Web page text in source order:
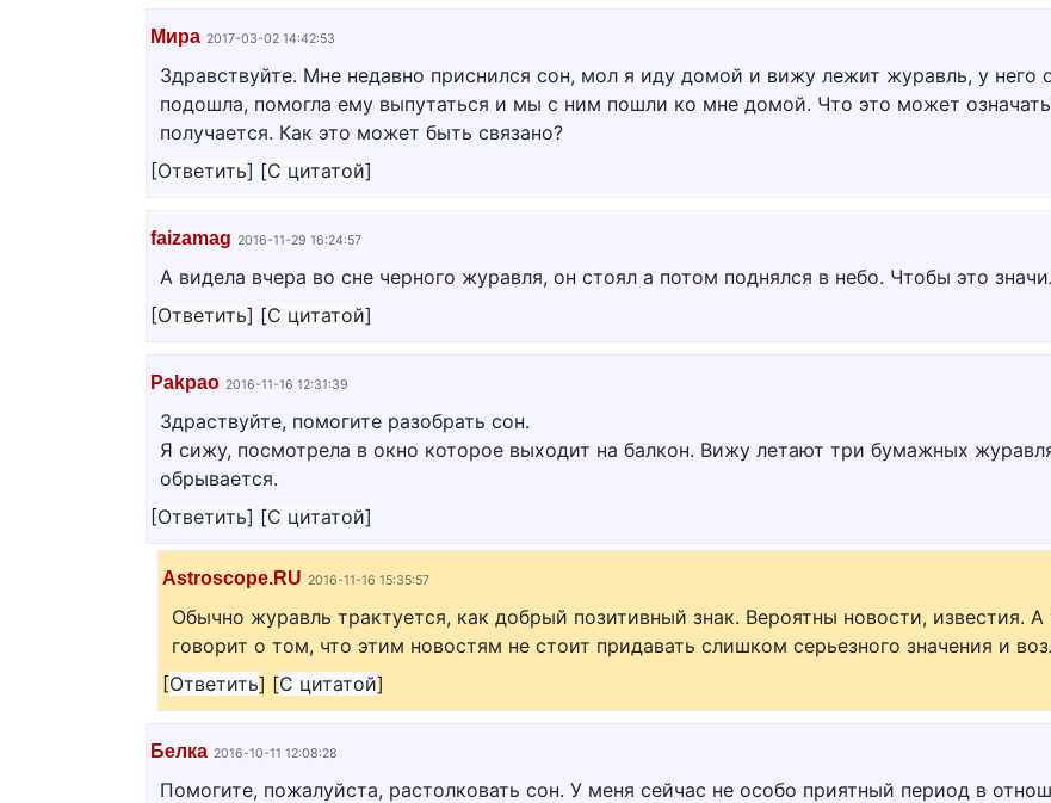
Мира 2017-03-02 14:42:53
Здравствуйте. Мне недавно приснился сон, мол я иду домой и вижу лежит журавль, у него
подошла, помогла ему выпутаться и мы с ним пошли ко мне домой. Что это может
получается. Как это может быть связано?
[Ответить] [С цитатой]
faizamag 2016-11-29 16:24:57
А видела вчера во сне черного журавля, он стоял а потом поднялся в небо. Чтобы это
[Ответить] [С цитатой]
Pakpao 2016-11-16 12:31:39
Здраствуйте, помогите разобрать сон.
Я сижу, посмотрела в окно которое выходит на балкон. Вижу летают три бумажных
обрывается.
[Ответить] [С цитатой]
Astroscope.RU 2016-11-16 15:35:57
Обычно журавль трактуется, как добрый позитивный знак. Вероятны новости, известия.
говорит о том, что этим новостям не стоит придавать слишком серьезного значения и
[Ответить] [С цитатой]
Белка 2016-10-11 12:08:28
Помогите, пожалуйста, растолковать сон. У меня сейчас не особо приятный период в